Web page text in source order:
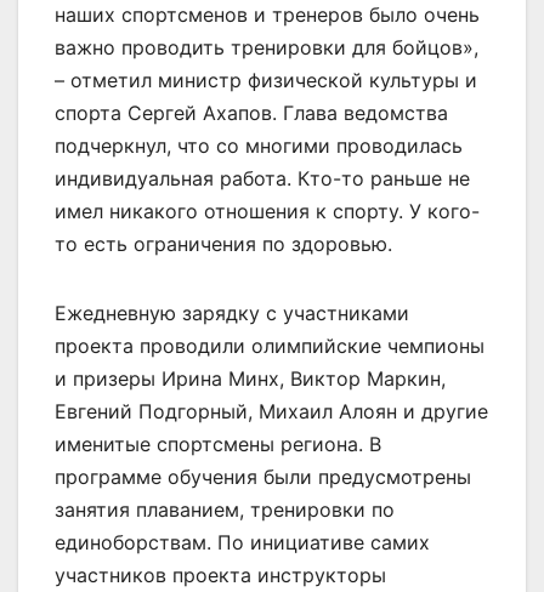
наших спортсменов и тренеров было очень
важно проводить тренировки для бойцов»,
– отметил министр физической культуры и
спорта Сергей Ахапов. Глава ведомства
подчеркнул, что со многими проводилась
индивидуальная работа. Кто-то раньше не
имел никакого отношения к спорту. У кого-
то есть ограничения по здоровью.
Ежедневную зарядку с участниками
проекта проводили олимпийские чемпионы
и призеры Ирина Минх, Виктор Маркин,
Евгений Подгорный, Михаил Алоян и другие
именитые спортсмены региона. В
программе обучения были предусмотрены
занятия плаванием, тренировки по
единоборствам. По инициативе самих
участников проекта инструкторы